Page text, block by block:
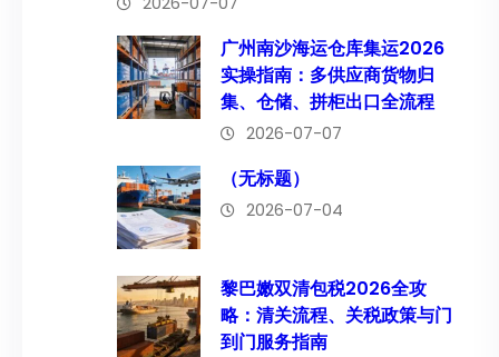
广州南沙海运仓库集运2026
实操指南：多供应商货物归
集、仓储、拼柜出口全流程
2026-07-07
（无标题）
2026-07-04
黎巴嫩双清包税2026全攻
略：清关流程、关税政策与门
到门服务指南